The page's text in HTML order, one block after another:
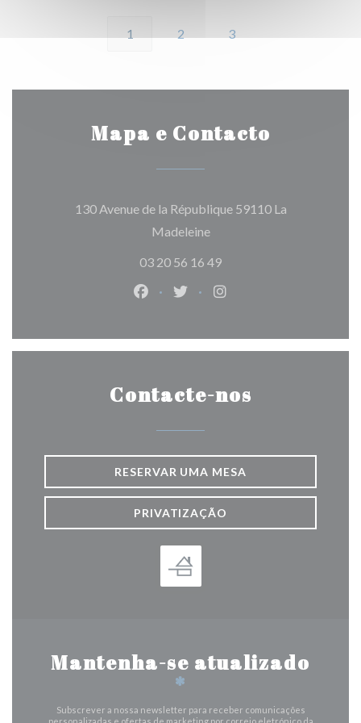
1 2 3
Mapa e Contacto
130 Avenue de la République 59110 La
Madeleine((abre numa nova janela))
03 20 56 16 49
Facebook ((abre numa nova janela))
Twitter ((abre numa nova
Instagram ((abre
Contacte-nos
RESERVAR UMA MESA
PRIVATIZAÇÃO
Mantenha-se atualizado
*
Subscrever a nossa newsletter para receber comunicações